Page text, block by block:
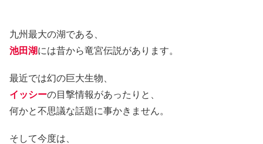
九州最大の湖である、
池田湖には昔から竜宮伝説があります。
最近では幻の巨大生物、
イッシーの目撃情報があったりと、
何かと不思議な話題に事かきません。
そして今度は、